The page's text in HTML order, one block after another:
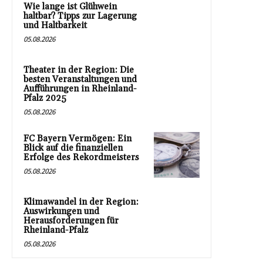
Wie lange ist Glühwein
haltbar? Tipps zur Lagerung
und Haltbarkeit
05.08.2026
Theater in der Region: Die
besten Veranstaltungen und
Aufführungen in Rheinland-
Pfalz 2025
05.08.2026
FC Bayern Vermögen: Ein
Blick auf die finanziellen
Erfolge des Rekordmeisters
05.08.2026
Klimawandel in der Region:
Auswirkungen und
Herausforderungen für
Rheinland-Pfalz
05.08.2026